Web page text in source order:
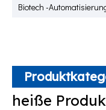
Biotech -
heiße